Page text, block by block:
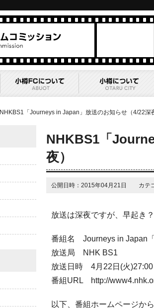
NHKBS1「Journeys in Japan」放送のお知らせ（4/22深
NHKBS1「
夜）
公開日時：2015年04月21日 カテ
放送は深夜ですが、早起き
番組名 Journeys in Japan「
放送局 NHK BS1
放送日時 4月22日(火)27:00
番組URL http://
以下、番組ホームページか